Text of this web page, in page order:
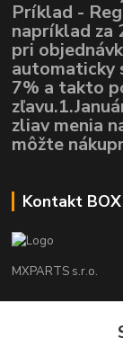
Príklad -
napríklad za
pri
automaticky
7% a takto
zliav menia
môžte
Kontakt BOX
MXPARTS s.r.o.